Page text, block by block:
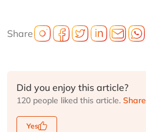
Share
Did you enjoy this article?
120 people liked this article.
Yes